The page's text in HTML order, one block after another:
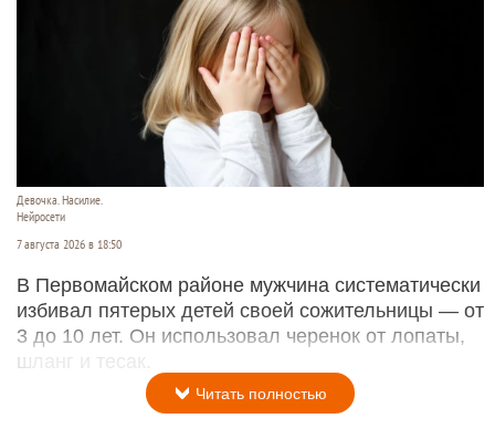
Девочка. Насилие.
Нейросети
7 августа 2026 в 18:50
В Первомайском районе мужчина систематически
избивал пятерых детей своей сожительницы — от
3 до 10 лет. Он использовал черенок от лопаты,
шланг и тесак.
Читать полностью